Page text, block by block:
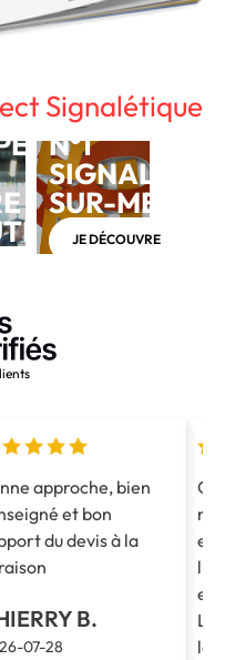
Signalétique
N°1
SUR-
JE DÉCOUVRE
approche, bien
et bon
du devis à la
B.
07-28
est
et
La
le